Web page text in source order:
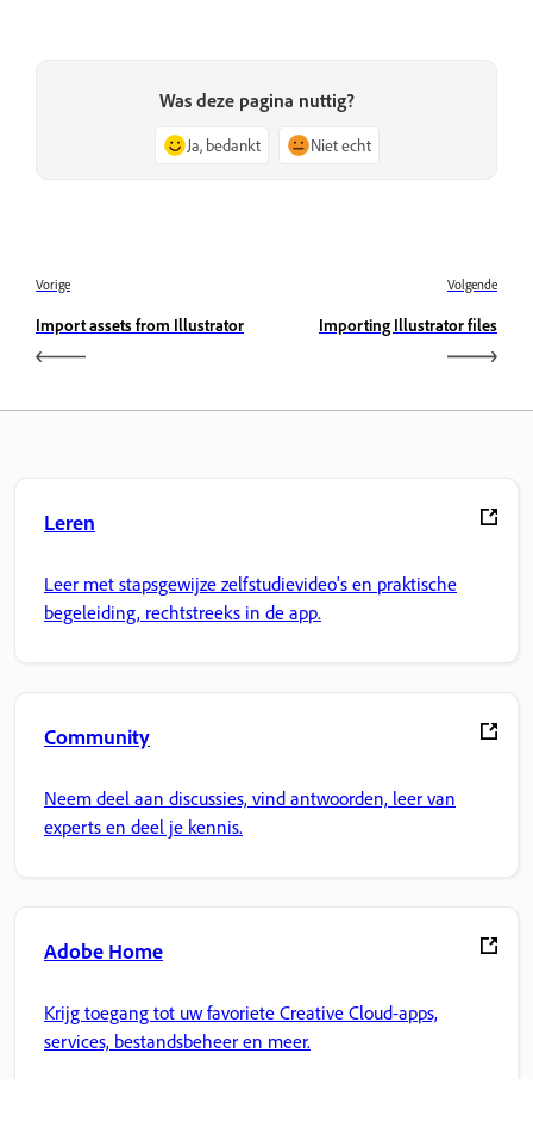
Was deze pagina nuttig?
Ja, bedankt Niet echt
Vorige
Import assets from Illustrator
Volgende
Importing Illustrator files
Leren
Leer met stapsgewijze zelfstudievideo's en praktische
begeleiding, rechtstreeks in de app.
Community
Neem deel aan discussies, vind antwoorden, leer van
experts en deel je kennis.
Adobe Home
Krijg toegang tot uw favoriete Creative Cloud-apps,
services, bestandsbeheer en meer.